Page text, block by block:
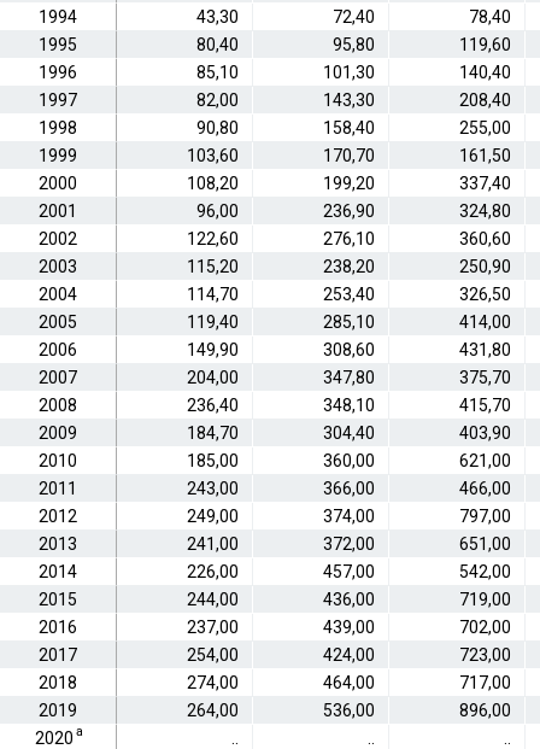
1994
43,30 72,40
78,40
1995
80,40 95,80
119,60
1996
85,10 101,30
140,40
1997
82,00 143,30
208,40
1998
90,80 158,40
255,00
1999
103,60 170,70
161,50
2000
108,20 199,20
337,40
2001
96,00 236,90
324,80
2002
122,60 276,10
360,60
2003
115,20 238,20
250,90
2004
114,70 253,40
326,50
2005
119,40 285,10
414,00
2006
149,90 308,60
431,80
2007
204,00 347,80
375,70
2008
236,40 348,10
415,70
2009
184,70 304,40
403,90
2010
185,00 360,00
621,00
2011
243,00 366,00
466,00
2012
249,00 374,00
797,00
2013
241,00 372,00
651,00
2014
226,00 457,00
542,00
2015
244,00 436,00
719,00
2016
237,00 439,00
702,00
2017
254,00 424,00
723,00
2018
274,00 464,00
717,00
2019
264,00 536,00
896,00
2020 a